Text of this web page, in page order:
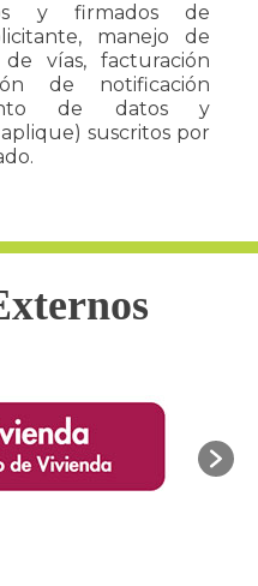
y firmados de
manejo de
de vías, facturación
de notificación
de datos y
suscritos por